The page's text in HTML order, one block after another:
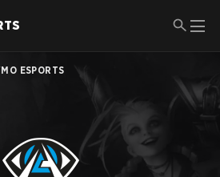
ESPORTS